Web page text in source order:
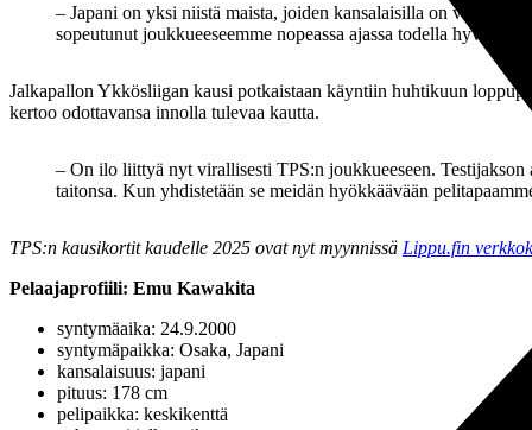
– Japani on yksi niistä maista, joiden kansalaisilla on
sopeutunut joukkueeseemme nopeassa ajassa todella hyvin,
Jalkapallon Ykkösliigan kausi potkaistaan käyntiin huhtikuun
kertoo odottavansa innolla tulevaa kautta.
– On ilo liittyä nyt virallisesti TPS:n joukkueeseen.
taitonsa. Kun yhdistetään se meidän hyökkäävään
TPS:n kausikortit kaudelle 2025 ovat nyt myynnissä Lippu.fin
Pelaajaprofiili: Emu Kawakita
syntymäaika: 24.9.2000
syntymäpaikka: Osaka, Japani
kansalaisuus: japani
pituus: 178 cm
pelipaikka: keskikenttä